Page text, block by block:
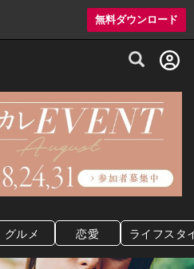
無料ダウンロード
情報・プレミアムレストラン予約
グルメ 恋愛 ライフスタ